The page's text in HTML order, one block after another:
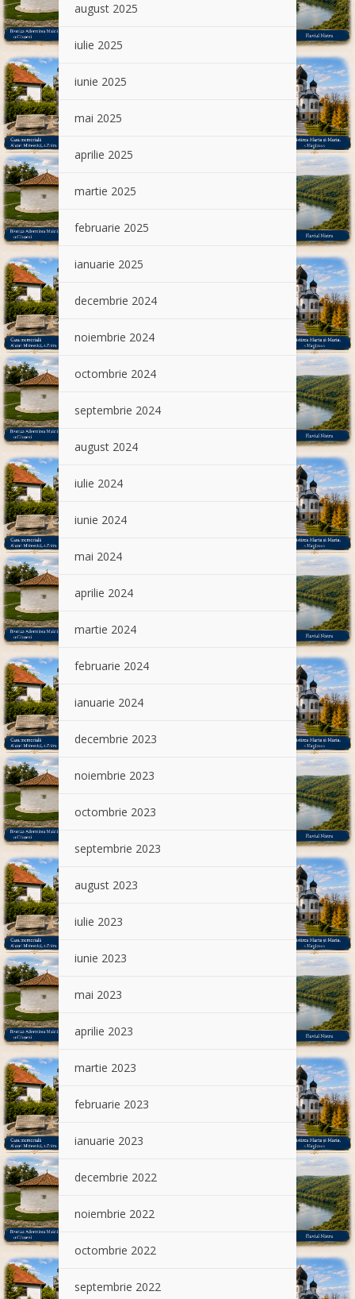
august 2025
iulie 2025
iunie 2025
mai 2025
aprilie 2025
martie 2025
februarie 2025
ianuarie 2025
decembrie 2024
noiembrie 2024
octombrie 2024
septembrie 2024
august 2024
iulie 2024
iunie 2024
mai 2024
aprilie 2024
martie 2024
februarie 2024
ianuarie 2024
decembrie 2023
noiembrie 2023
octombrie 2023
septembrie 2023
august 2023
iulie 2023
iunie 2023
mai 2023
aprilie 2023
martie 2023
februarie 2023
ianuarie 2023
decembrie 2022
noiembrie 2022
octombrie 2022
septembrie 2022